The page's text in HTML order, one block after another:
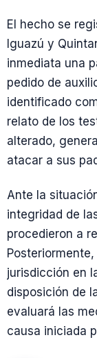
El hecho se
Iguazú y
inmediata una
pedido de
identificado
relato de los
alterado,
atacar a sus
Ante la
integridad de
procedieron a
jurisdicción en
disposición de
evaluará las
causa iniciada